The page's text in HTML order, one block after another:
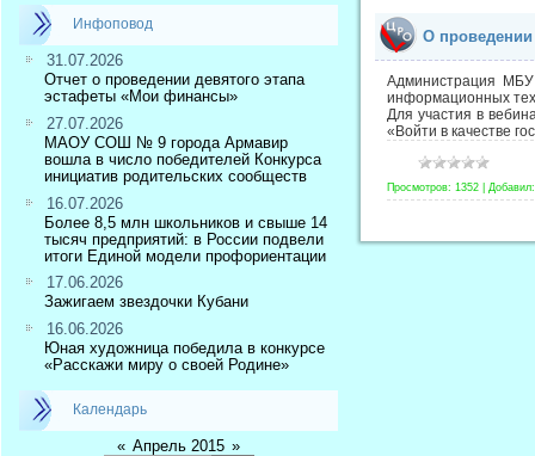
Инфоповод
31.07.2026
Отчет о проведении девятого этапа
эстафеты «Мои финансы»
27.07.2026
МАОУ СОШ № 9 города Армавир
вошла в число победителей Конкурса
инициатив родительских сообществ
16.07.2026
Более 8,5 млн школьников и свыше 14
тысяч предприятий: в России подвели
итоги Единой модели профориентации
17.06.2026
Зажигаем звездочки Кубани
16.06.2026
Юная художница победила в конкурсе
«Расскажи миру о своей Родине»
Календарь
« Апрель 2015 »
О
Администрация МБУ
информационных
Для участия в
«Войти в качестве
Просмотров: 1352 Добавил: